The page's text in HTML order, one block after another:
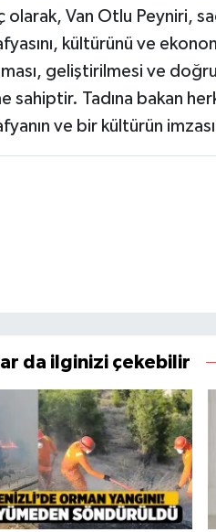
olarak, Van Otlu Peyniri,
kültürünü ve
geliştirilmesi ve
sahiptir. Tadına bakan
ve bir kültürün
da ilginizi çekebilir